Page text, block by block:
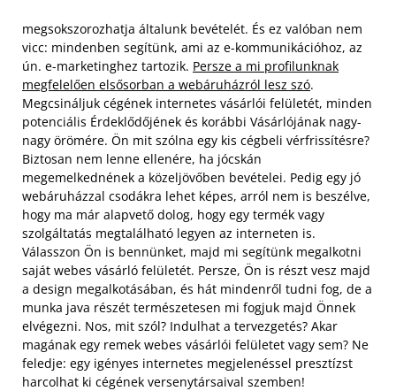
megsokszorozhatja általunk bevételét. És ez valóban nem
vicc: mindenben segítünk, ami az e-kommunikációhoz, az
ún. e-marketinghez tartozik. Persze a mi profilunknak
megfelelően elsősorban a webáruházról lesz szó.
Megcsináljuk cégének internetes vásárlói felületét, minden
potenciális Érdeklődőjének és korábbi Vásárlójának nagy-
nagy örömére. Ön mit szólna egy kis cégbeli vérfrissítésre?
Biztosan nem lenne ellenére, ha jócskán
megemelkednének a közeljövőben bevételei. Pedig egy jó
webáruházzal csodákra lehet képes, arról nem is beszélve,
hogy ma már alapvető dolog, hogy egy termék vagy
szolgáltatás megtalálható legyen az interneten is.
Válasszon Ön is bennünket, majd mi segítünk megalkotni
saját webes vásárló felületét. Persze, Ön is részt vesz majd
a design megalkotásában, és hát mindenről tudni fog, de a
munka java részét természetesen mi fogjuk majd Önnek
elvégezni. Nos, mit szól? Indulhat a tervezgetés? Akar
magának egy remek webes vásárlói felületet vagy sem? Ne
feledje: egy igényes internetes megjelenéssel presztízst
harcolhat ki cégének versenytársaival szemben!